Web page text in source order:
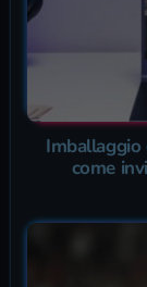
Imballaggio
come